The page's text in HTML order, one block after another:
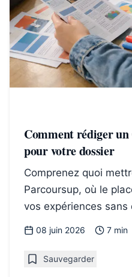
Comment rédiger
pour votre dossier
Comprenez quoi
Parcoursup, où le
vos expériences
pièce jointe.
08 juin 2026 7 min
Sauvegarder